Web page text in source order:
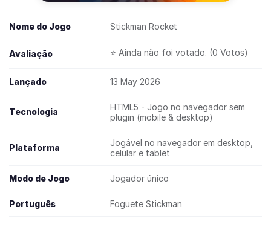
Nome do Jogo Stickman Rocket
Avaliação ⭐ Ainda não foi votado. (0 Votos)
Lançado 13 May 2026
Tecnologia
HTML5 - Jogo no navegador sem
plugin (mobile & desktop)
Plataforma
Jogável no navegador em desktop,
celular e tablet
Modo de Jogo Jogador único
Português Foguete Stickman